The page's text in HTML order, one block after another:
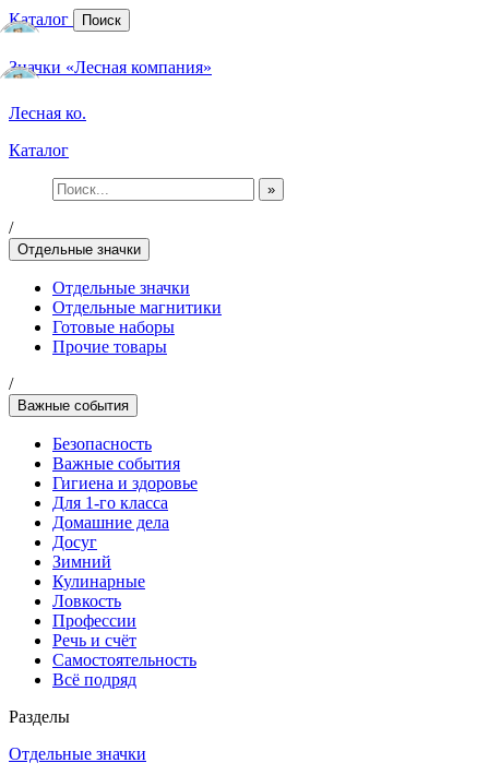
Каталог Поиск
Значки «Лесная компания»
Лесная ко.
Каталог
»
/
Отдельные значки
Отдельные значки
Отдельные магнитики
Готовые наборы
Прочие товары
/
Важные события
Безопасность
Важные события
Гигиена и здоровье
Для 1-го класса
Домашние дела
Досуг
Зимний
Кулинарные
Ловкость
Профессии
Речь и счёт
Самостоятельность
Всё подряд
Разделы
Отдельные значки